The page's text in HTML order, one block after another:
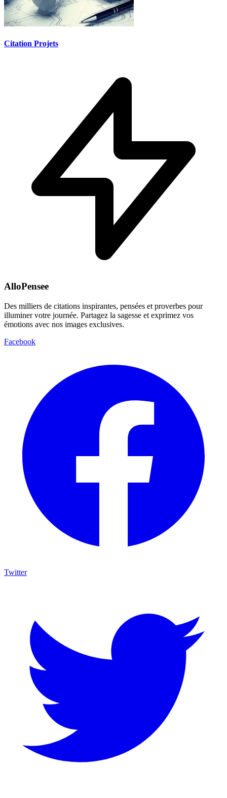
Citation Projets
AlloPensee
Des milliers de citations inspirantes, pensées et proverbes pour
illuminer votre journée. Partagez la sagesse et exprimez vos
émotions avec nos images exclusives.
Facebook
Twitter